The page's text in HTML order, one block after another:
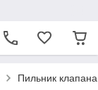
Пильник